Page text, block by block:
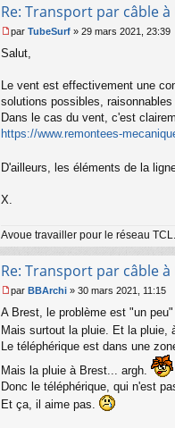
Re: Transport par câble à
e
s
a
g
e
n
l
par TubeSurf » 29 mars 2021, 23:39
Salut,
Le vent est effectivement une
solutions possibles,
Dans le cas du vent, c'est
https://www.remontees-
D'ailleurs, les éléments de la
X.
Avoue travailler pour le réseau TCL.
Re: Transport par câble à
e
s
a
g
n
o
par BBArchi » 30 mars 2021, 11:15
A Brest, le problème est "un
Mais surtout la pluie. Et la pluie,
Le téléphérique est dans une
Mais la pluie à Brest... argh.
Donc le téléphérique, qui n'est
Et ça, il aime pas.